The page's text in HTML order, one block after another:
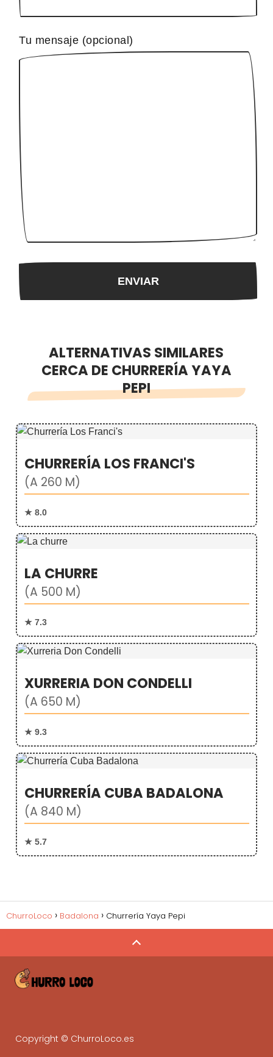
Tu mensaje (opcional)
ALTERNATIVAS SIMILARES
CERCA DE CHURRERÍA YAYA
PEPI
CHURRERÍA LOS FRANCI'S
(A 260 M)
★ 8.0
LA CHURRE
(A 500 M)
★ 7.3
XURRERIA DON CONDELLI
(A 650 M)
★ 9.3
CHURRERÍA CUBA BADALONA
(A 840 M)
★ 5.7
ChurroLoco Badalona Churrería Yaya Pepi
Copyright © ChurroLoco.es